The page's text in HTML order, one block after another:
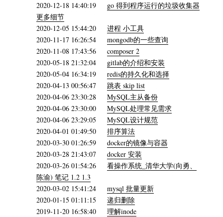
2020-12-18 14:40:19 go 得到程序运行的垃圾收集器
更多细节
2020-12-05 15:44:20 进程 小工具
2020-11-17 16:26:54 mongodb的一些查询
2020-11-08 17:43:56 composer 2
2020-05-18 21:32:04 gitlab的介绍和安装
2020-05-04 16:34:19 redis的持久化和选择
2020-04-13 00:56:47 跳表 skip list
2020-04-06 23:30:28 MySQL主从备份
2020-04-06 23:30:00 MySQL处理常见需求
2020-04-06 23:29:05 MySQL设计规范
2020-04-01 01:49:50 排序算法
2020-03-30 01:26:59 docker的镜像与容器
2020-03-28 21:43:07 docker 安装
2020-03-26 01:54:26 看操作系统_清华大学(向勇、
陈渝) 笔记 1.2 1.3
2020-03-02 15:41:24 mysql 批量更新
2020-01-15 01:11:15 递归删除
2019-11-20 16:58:40 理解inode